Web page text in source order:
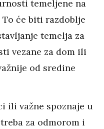
temeljene na
će biti razdoblje
temelja za
vezane za dom ili
od sredine
ili važne spoznaje u
za odmorom i